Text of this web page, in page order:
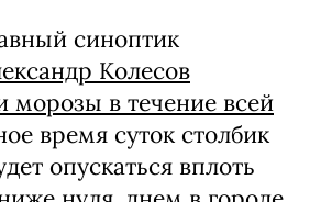
синоптик
Колесов
морозы в течение всей
время суток столбик
опускаться вплоть